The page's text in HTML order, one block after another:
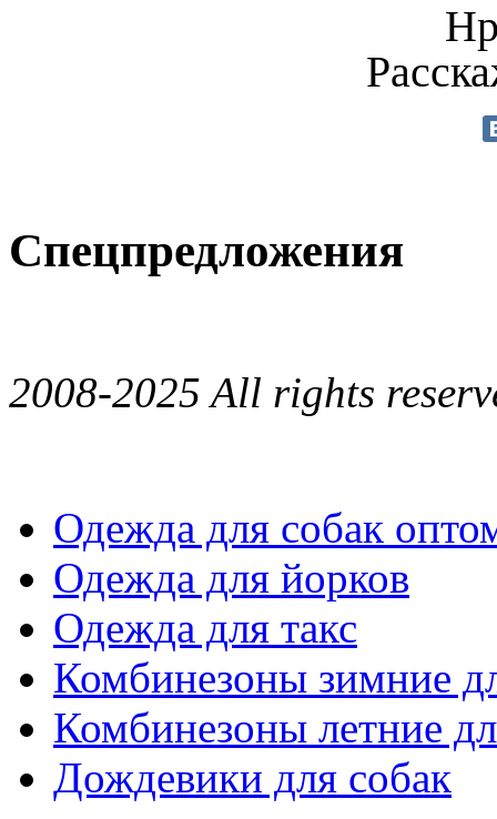
Спецпредложения
2008-2025 All rights
Одежда для собак
Одежда для йорков
Одежда для такс
Комбинезоны зимние
Комбинезоны летние
Дождевики для собак